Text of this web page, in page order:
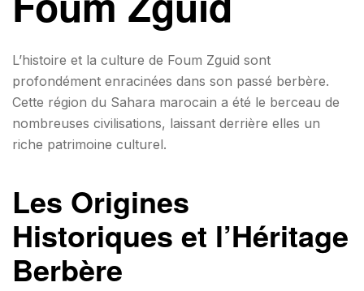
L’histoire et la culture de Foum Zguid sont
profondément enracinées dans son passé berbère.
Cette région du Sahara marocain a été le berceau de
nombreuses civilisations, laissant derrière elles un
riche patrimoine culturel.
Les Origines
Historiques et l’Héritage
Berbère